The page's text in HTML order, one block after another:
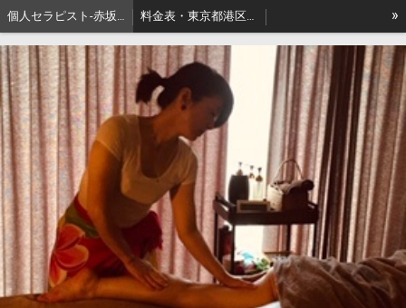
個人セラピスト-赤坂､出張リンパマッサージはアロマセジュール東京 料金表・東京都港区－本格派出張アロマオイルマッサージはセジュールへ
セジュールオーナーセラピスト健康ブログ
»